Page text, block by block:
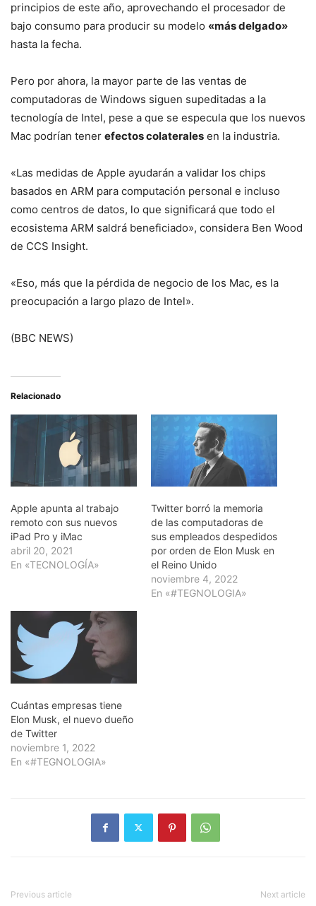
principios de este año, aprovechando el procesador de
bajo consumo para producir su modelo «másdelgado»
hasta la fecha.
Pero por ahora, la mayor parte de las ventas de
computadoras de Windows siguen supeditadas a la
tecnología de Intel, pese a que se especula que los nuevos
Mac podrían tener efectos colaterales en la industria.
«Las medidas de Apple ayudarán a validar los chips
basados en ARM para computación personal e incluso
como centros de datos, lo que significará que todo el
ecosistema ARM saldrá beneficiado», considera Ben Wood
de CCS Insight.
«Eso, más que la pérdida de negocio de los Mac, es la
preocupación a largo plazo de Intel».
(BBC NEWS)
Relacionado
Apple apunta al trabajo
remoto con sus nuevos
iPad Pro y iMac
abril 20, 2021
En «TECNOLOGÍA»
Twitter borró la memoria
de las computadoras de
sus empleados despedidos
por orden de Elon Musk en
el Reino Unido
noviembre 4, 2022
En «#TEGNOLOGIA»
Cuántas empresas tiene
Elon Musk, el nuevo dueño
de Twitter
noviembre 1, 2022
En «#TEGNOLOGIA»
Previous article Next article